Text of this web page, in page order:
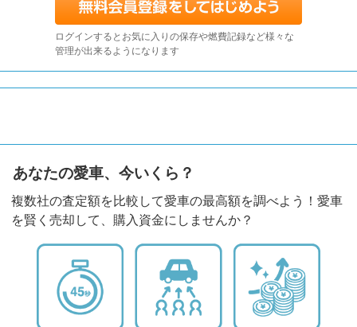
ログインするとお気に入りの保存や燃費記録など様々な
管理が出来るようになります
あなたの愛車、今いくら？
複数社の査定額を比較して愛車の最高額を調べよう！愛車
を賢く売却して、購入資金にしませんか？